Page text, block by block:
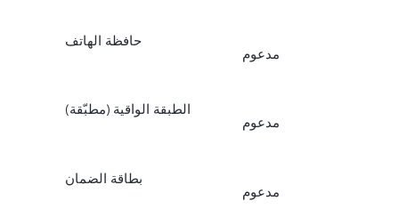
حافظة الهاتف
مدعوم
الطبقة الواقية (مطبّقة)
مدعوم
بطاقة الضمان
مدعوم